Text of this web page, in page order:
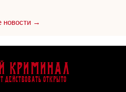
новости →
Криминал
действовать открыто